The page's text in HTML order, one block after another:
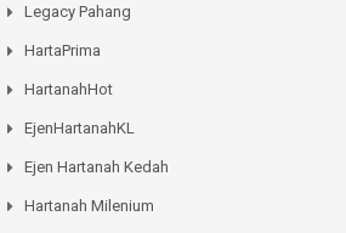
Legacy Pahang
HartaPrima
HartanahHot
EjenHartanahKL
Ejen Hartanah Kedah
Hartanah Milenium